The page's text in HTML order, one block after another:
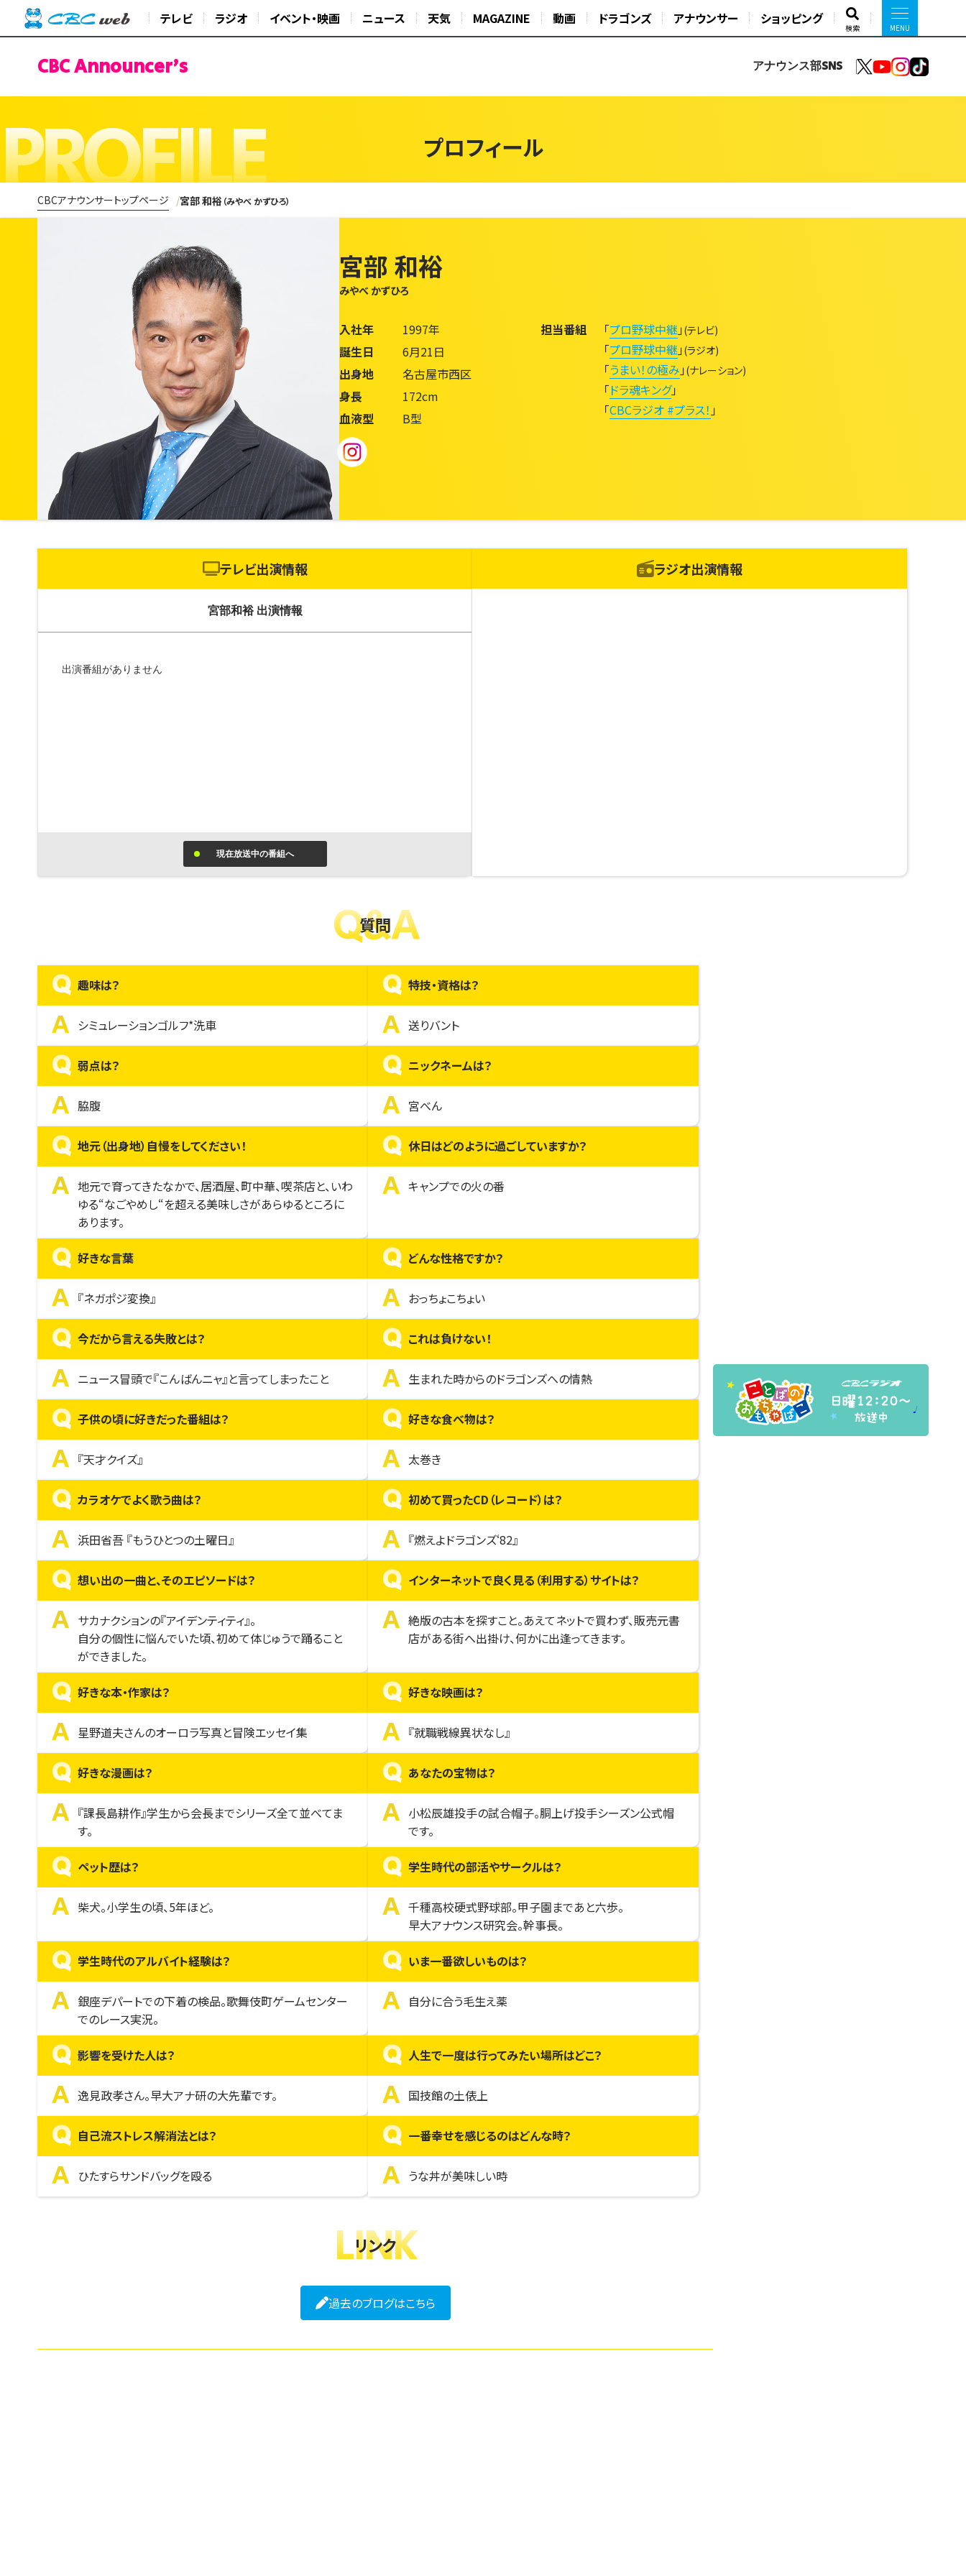
テレビ ラジオ イベント・映画 ニュース 天気 MAGAZINE 動画 ドラゴンズ アナウンサー ショッピング
検索
CBC Announcer's アナウンス部SNS
PROFILE プロフィール
CBCアナウンサートップページ 宮部 和裕 （みやべ かずひろ）
宮部 和裕
みやべ かずひろ
入社年
1997年
誕生日
6月21日
出身地
名古屋市西区
身長
172cm
血液型
B型
担当番組 「プロ野球中継」(テレビ)
「プロ野球中継」(ラジオ)
「うまい！の極み」(ナレーション)
「ドラ魂キング」
「CBCラジオ #プラス！」
テレビ出演情報 ラジオ出演情報
Q&A
質問
Q 趣味は？
A シミュレーションゴルフ*洗車
Q 特技・資格は？
A 送りバント
Q 弱点は？
A 脇腹
Q ニックネームは？
A 宮べん
Q 地元（出身地）自慢をしてください！
A 地元で育ってきたなかで、居酒屋、町中華、喫茶店と、いわ
ゆる“なごやめし“を超える美味しさがあらゆるところに
あります。
Q 休日はどのように過ごしていますか？
A キャンプでの火の番
Q 好きな言葉
A 『ネガポジ変換』
Q どんな性格ですか？
A おっちょこちょい
Q 今だから言える失敗とは？
A ニュース冒頭で『こんばんニャ』と言ってしまったこと
Q これは負けない！
A 生まれた時からのドラゴンズへの情熱
Q 子供の頃に好きだった番組は？
A 『天才クイズ』
Q 好きな食べ物は？
A 太巻き
Q カラオケでよく歌う曲は？
A 浜田省吾 『もうひとつの土曜日』
Q 初めて買ったCD（レコード）は？
A 『燃えよドラゴンズ‘82』
Q 想い出の一曲と、そのエピソードは？
A サカナクションの『アイデンティティ』。
自分の個性に悩んでいた頃、初めて体じゅうで踊ること
ができました。
Q インターネットで良く見る（利用する）サイトは？
A 絶版の古本を探すこと。あえてネットで買わず、販売元書
店がある街へ出掛け、何かに出逢ってきます。
Q 好きな本・作家は？
A 星野道夫さんのオーロラ写真と冒険エッセイ集
Q 好きな映画は？
A 『就職戦線異状なし』
Q 好きな漫画は？
A 『課長島耕作』学生から会長までシリーズ全て並べてま
す。
Q あなたの宝物は？
A 小松辰雄投手の試合帽子。胴上げ投手シーズン公式帽
です。
Q ペット歴は？
A 柴犬。小学生の頃、5年ほど。
Q 学生時代の部活やサークルは？
A 千種高校硬式野球部。甲子園まであと六歩。
早大アナウンス研究会。幹事長。
Q 学生時代のアルバイト経験は？
A 銀座デパートでの下着の検品。歌舞伎町ゲームセンター
でのレース実況。
Q いま一番欲しいものは？
A 自分に合う毛生え薬
Q 影響を受けた人は？
A 逸見政孝さん。早大アナ研の大先輩です。
Q 人生で一度は行ってみたい場所はどこ？
A 国技館の土俵上
Q 自己流ストレス解消法とは？
A ひたすらサンドバッグを殴る
Q 一番幸せを感じるのはどんな時？
A うな丼が美味しい時
LINK
リンク
過去のブログはこちら